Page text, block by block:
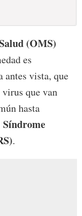
(OMS)
es
antes vista, que
que van
hasta
Síndrome
.